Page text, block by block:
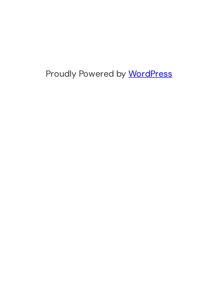
Proudly Powered by WordPress